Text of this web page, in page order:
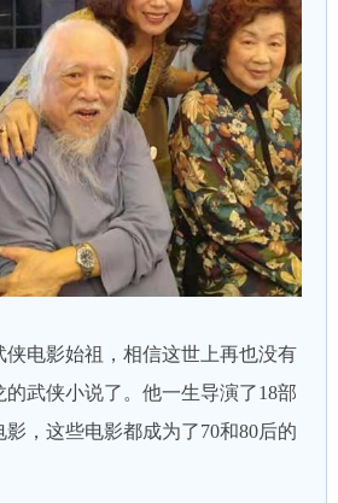
电影始祖，相信这世上再也没有
的武侠小说了。他一生导演了18部
，这些电影都成为了70和80后的